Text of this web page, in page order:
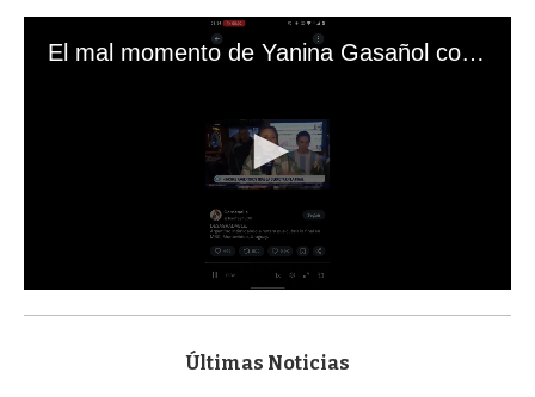
El mal momento de Yanina Gasañol con un hincha argentino en "Subrayado"
s
Últimas Noticias